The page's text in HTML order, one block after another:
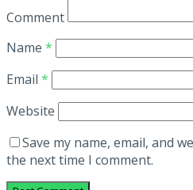
Comment
Name *
Email *
Website
Save my name, email, and
the next time I comment.